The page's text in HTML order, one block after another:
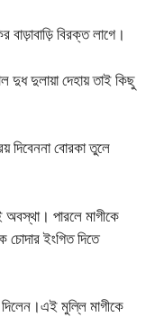
বিরক্ত লাগে।
দুধ দুলায়া দেহায় তাই কিছু
দিবেননা বোরকা তুলে
পারলে মাগীকে
চোদার ইংগিত দিতে
মুল্লি মাগীকে